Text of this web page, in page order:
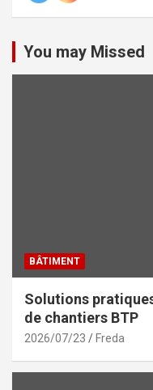
You may Missed
BÂTIMENT
Solutions
de chantiers BTP
2026/07/23 Freda